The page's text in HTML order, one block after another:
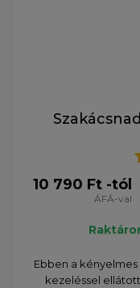
10 790 Ft -tól
ÁFÁ-val
Ebben a
kezeléssel